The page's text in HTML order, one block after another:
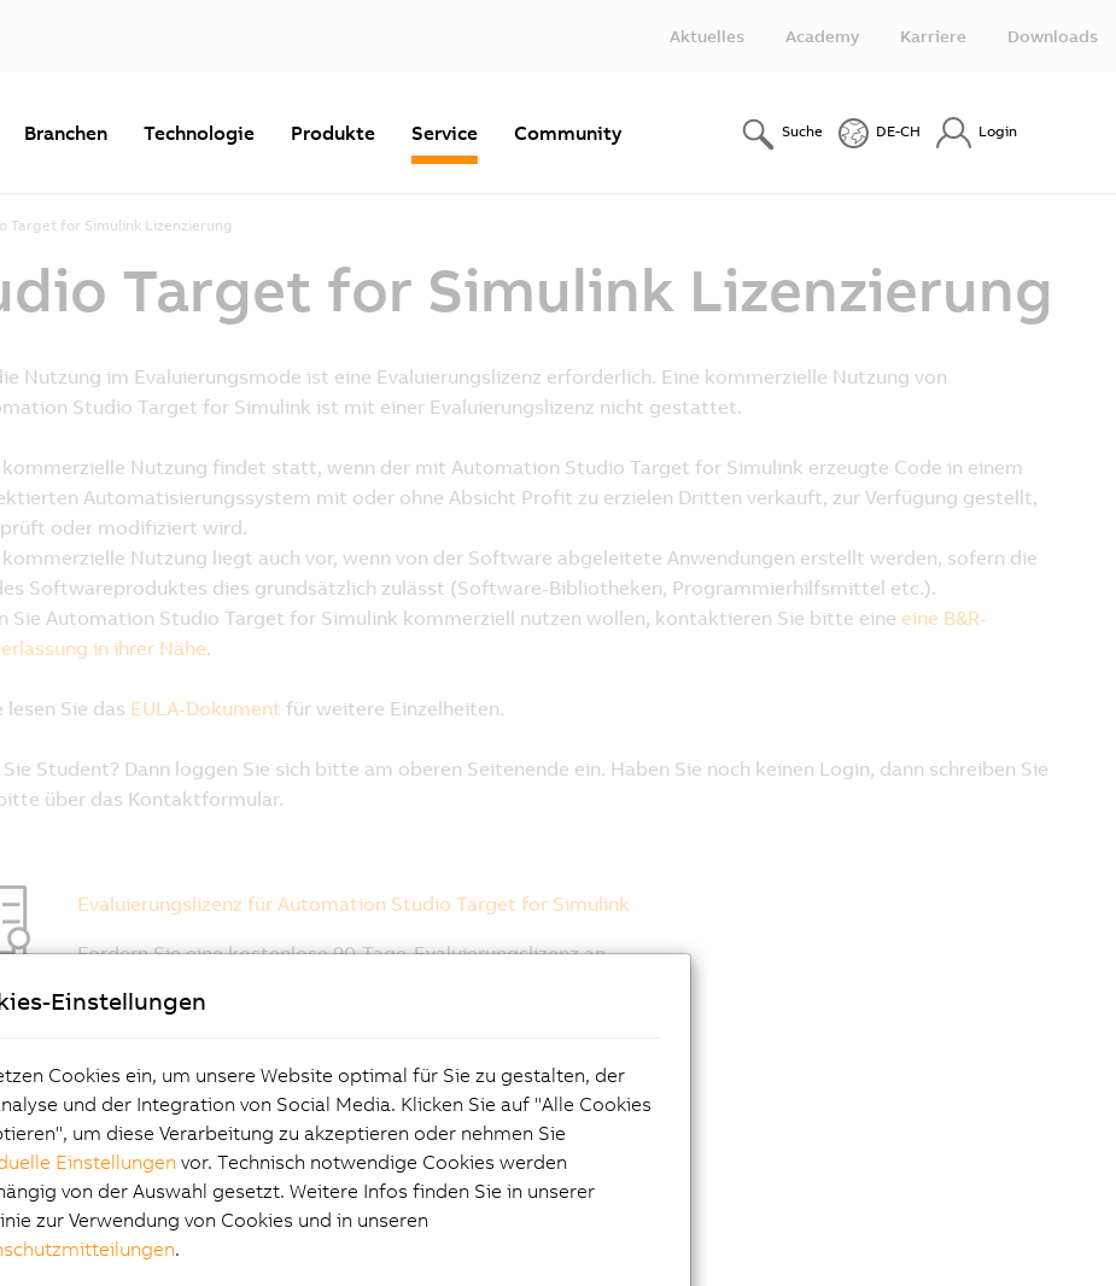
Aktuelles Academy Karriere Downloads
Branchen Technologie Produkte Service Community Suche DE-CH Login
Target for Simulink Lizenzierung
Target for Simulink Lizenzierung
Einstellungen
Cookies ein, um unsere Website optimal für Sie zu gestalten, der
und der Integration von Social Media. Klicken Sie auf "Alle Cookies
um diese Verarbeitung zu akzeptieren oder nehmen Sie
Einstellungen vor. Technisch notwendige Cookies werden
von der Auswahl gesetzt. Weitere Infos finden Sie in unserer
zur Verwendung von Cookies und in unseren
.